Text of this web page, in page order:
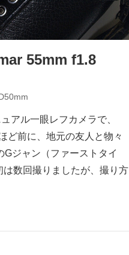
55mm f1.8
アル一眼レフカメラで、
ど前に、地元の友人と物々
ジャン（ファーストタイ
数回撮りましたが、撮り方